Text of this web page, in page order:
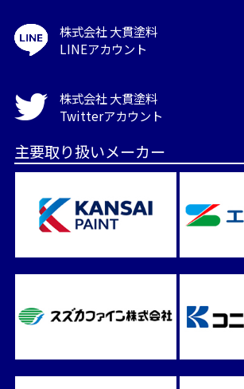
株式会社 大貫塗料
LINEアカウント
株式会社 大貫塗料
Twitterアカウント
主要取り扱いメーカー